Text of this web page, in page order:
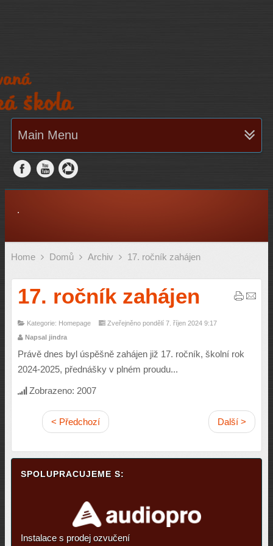
Main Menu
.
Home Domů Archiv 17. ročník zahájen
17. ročník zahájen
Kategorie: Homepage
Zveřejněno pondělí 7. říjen 2024 9:17
Napsal jindra
Právě dnes byl úspěšně zahájen již 17. ročník, školní rok
2024-2025, přednášky v plném proudu...
Zobrazeno: 2007
< Předchozí Další >
SPOLUPRACUJEME S:
Instalace s prodej ozvučení